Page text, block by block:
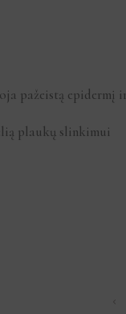
pažeistą epidermį
plaukų slinkimui